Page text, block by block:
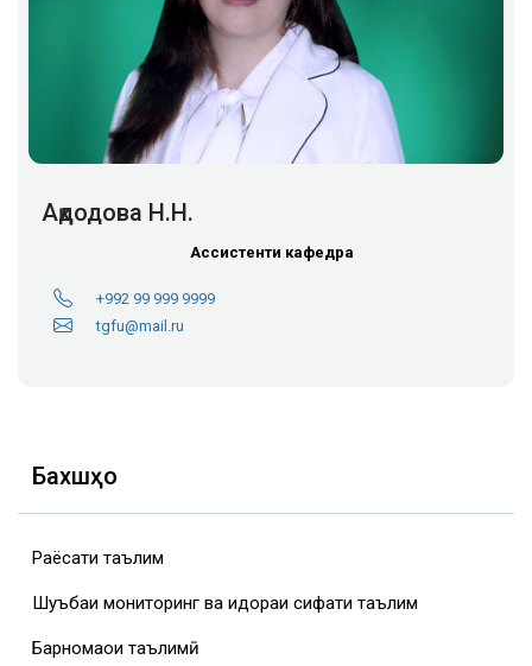
Ақдодова Н.Н.
Ассистенти кафедра
+992 99 999 9999
tgfu@mail.ru
Бахшҳо
Раёсати таълим
Шуъбаи мониторинг ва идораи сифати таълим
Барномаҳои таълимӣ